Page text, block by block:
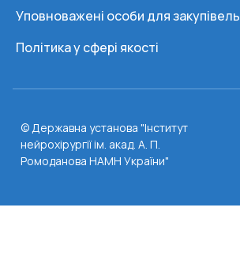
Уповноважені особи для закупівель
Політика у сфері якості
© Державна установа "Інститут
нейрохірургії ім. акад. А. П.
Ромоданова НАМН України"